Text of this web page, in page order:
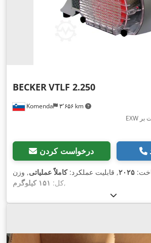
Komenda ۳٬۶۵۶ km
BECKERVTLF 2.250
EXW قیمت ثابت به اضافه مالیات بر
درخواست کردن
۲۰۲۵, قابلیت عملکرد:کاملاً عملیاتی, وزن
کل: ۱۵۱ کیلوگرم ,